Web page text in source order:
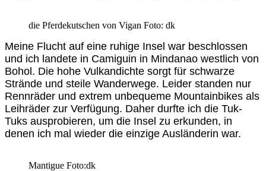
die Pferdekutschen von Vigan Foto: dk
Meine Flucht auf eine ruhige Insel war beschlossen
und ich landete in Camiguin in Mindanao westlich von
Bohol. Die hohe Vulkandichte sorgt für schwarze
Strände und steile Wanderwege. Leider standen nur
Rennräder und extrem unbequeme Mountainbikes als
Leihräder zur Verfügung. Daher durfte ich die Tuk-
Tuks ausprobieren, um die Insel zu erkunden, in
denen ich mal wieder die einzige Ausländerin war.
Mantigue Foto:dk